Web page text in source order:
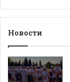
Новости